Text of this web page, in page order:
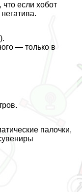
если хобот
— только в
палочки,